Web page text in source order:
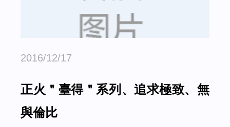
2016/12/17
正火＂臺得＂系列、追求極致、無
與倫比